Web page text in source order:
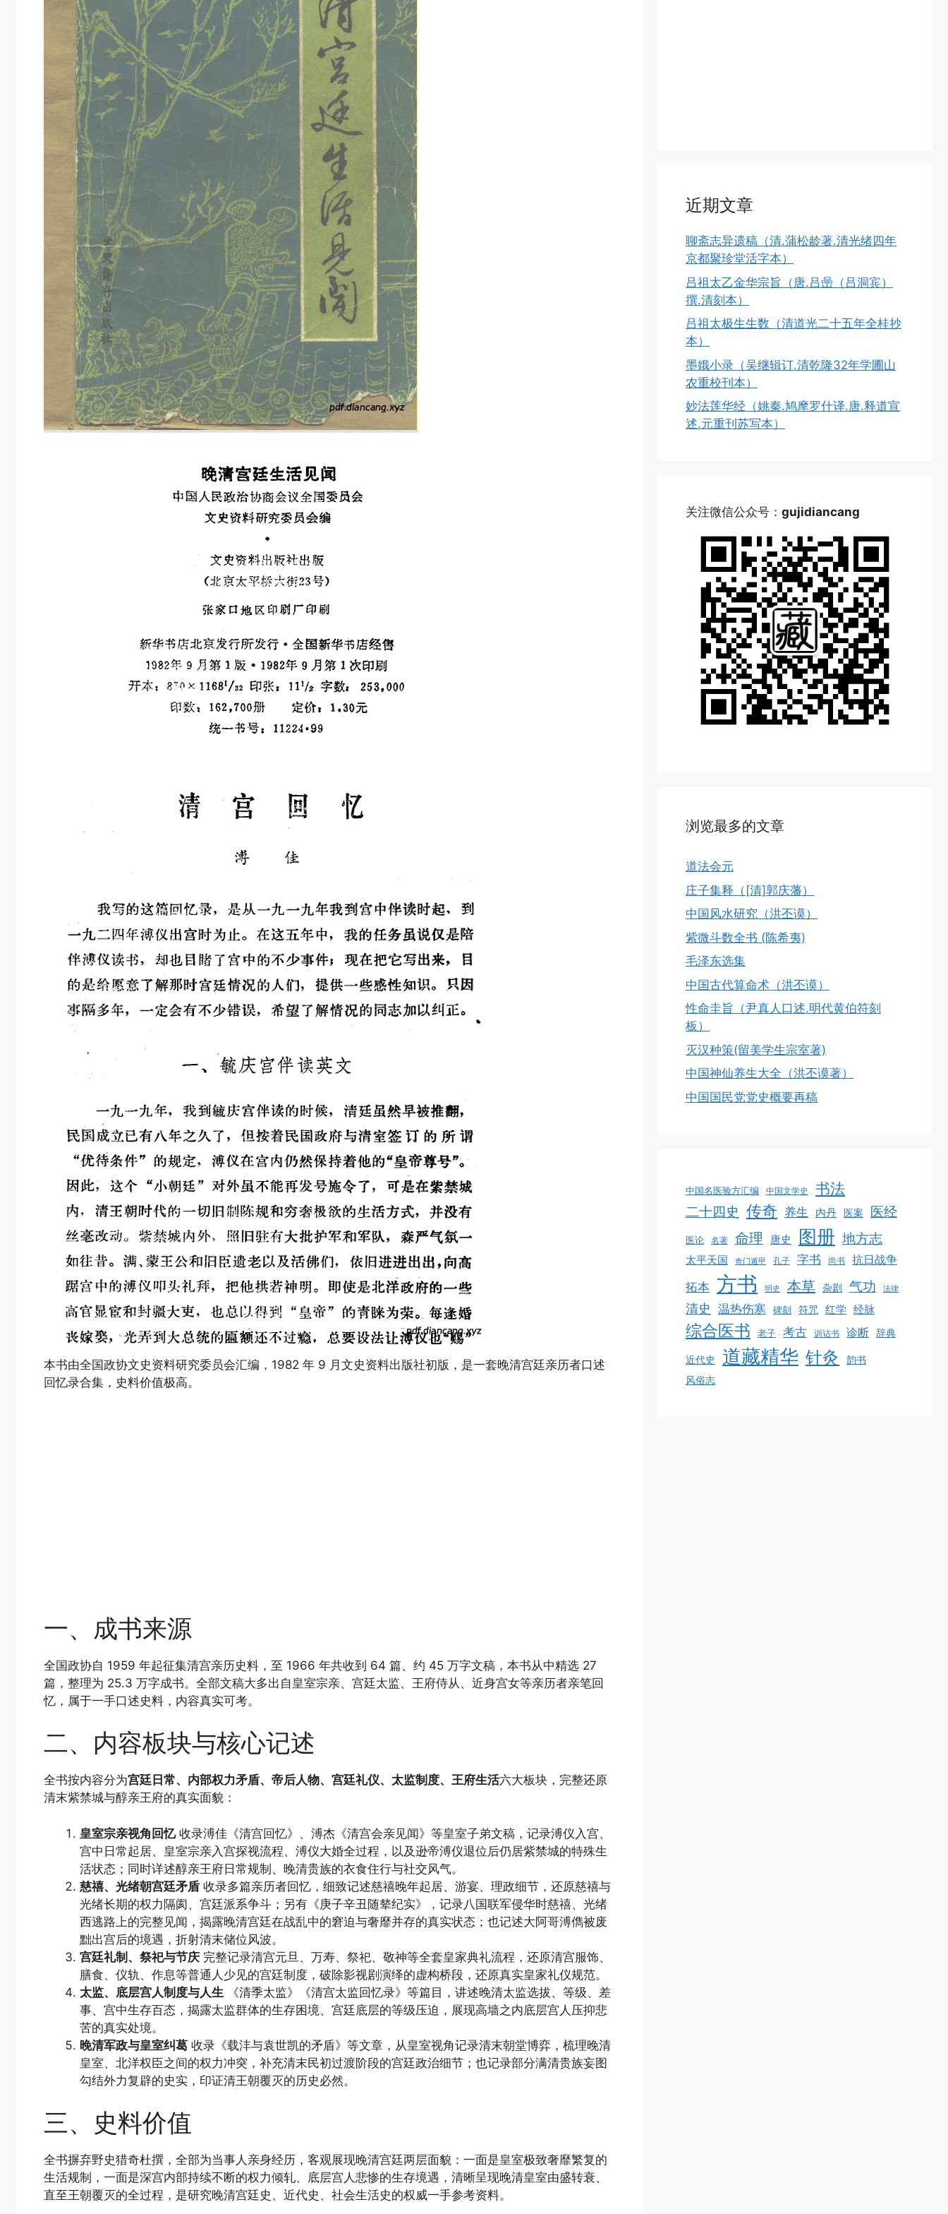
本书由全国政协文史资料研究委员会汇编，1982 年 9 月文史资料出版社初版，是一套晚清宫廷亲历者口述
回忆录合集，史料价值极高。
一、成书来源
全国政协自 1959 年起征集清宫亲历史料，至 1966 年共收到 64 篇、约 45 万字文稿，本书从中精选 27
篇，整理为 25.3 万字成书。全部文稿大多出自皇室宗亲、宫廷太监、王府侍从、近身宫女等亲历者亲笔回
忆，属于一手口述史料，内容真实可考。
二、内容板块与核心记述
全书按内容分为宫廷日常、内部权力矛盾、帝后人物、宫廷礼仪、太监制度、王府生活六大板块，完整还原
清末紫禁城与醇亲王府的真实面貌：
皇室宗亲视角回忆收录溥佳《清宫回忆》、溥杰《清宫会亲见闻》等皇室子弟文稿，记录溥仪入宫、
宫中日常起居、皇室宗亲入宫探视流程、溥仪大婚全过程，以及逊帝溥仪退位后仍居紫禁城的特殊生
活状态；同时详述醇亲王府日常规制、晚清贵族的衣食住行与社交风气。
慈禧、光绪朝宫廷矛盾 收录多篇亲历者回忆，细致记述慈禧晚年起居、游宴、理政细节，还原慈禧与
光绪长期的权力隔阂、宫廷派系争斗；另有《庚子辛丑随辇纪实》，记录八国联军侵华时慈禧、光绪
西逃路上的完整见闻，揭露晚清宫廷在战乱中的窘迫与奢靡并存的真实状态；也记述大阿哥溥儁被废
黜出宫后的境遇，折射清末储位风波。
宫廷礼制、祭祀与节庆 完整记录清宫元旦、万寿、祭祀、敬神等全套皇家典礼流程，还原清宫服饰、
膳食、仪轨、作息等普通人少见的宫廷制度，破除影视剧演绎的虚构桥段，还原真实皇家礼仪规范。
太监、底层宫人制度与人生 《清季太监》《清宫太监回忆录》等篇目，讲述晚清太监选拔、等级、差
事、宫中生存百态，揭露太监群体的生存困境、宫廷底层的等级压迫，展现高墙之内底层宫人压抑悲
苦的真实处境。
晚清军政与皇室纠葛 收录《载沣与袁世凯的矛盾》等文章，从皇室视角记录清末朝堂博弈，梳理晚清
皇室、北洋权臣之间的权力冲突，补充清末民初过渡阶段的宫廷政治细节；也记录部分满清贵族妄图
勾结外力复辟的史实，印证清王朝覆灭的历史必然。
三、史料价值
全书摒弃野史猎奇杜撰，全部为当事人亲身经历，客观展现晚清宫廷两层面貌：一面是皇室极致奢靡繁复的
生活规制，一面是深宫内部持续不断的权力倾轧、底层宫人悲惨的生存境遇，清晰呈现晚清皇室由盛转衰、
直至王朝覆灭的全过程，是研究晚清宫廷史、近代史、社会生活史的权威一手参考资料。
近期文章
聊斋志异遗稿（清.蒲松龄著.清光绪四年
京都聚珍堂活字本）
吕祖太乙金华宗旨（唐.吕喦（吕洞宾）
撰.清刻本）
吕祖太极生生数（清道光二十五年全桂抄
本）
墨娥小录（吴继辑订.清乾隆32年学圃山
农重校刊本）
妙法莲华经（姚秦.鸠摩罗什译.唐.释道宣
述.元重刊苏写本）
关注微信公众号： gujidiancang
浏览最多的文章
道法会元
庄子集释（[清]郭庆藩）
中国风水研究（洪丕谟）
紫微斗数全书 (陈希夷)
毛泽东选集
中国古代算命术（洪丕谟）
性命圭旨（尹真人口述.明代黄伯符刻
板）
灭汉种策(留美学生宗室著)
中国神仙养生大全（洪丕谟著）
中国国民党党史概要再稿
中国名医验方汇编 中国文学史 书法
二十四史 传奇 养生 内丹 医案 医经
医论 名著 命理 唐史 图册 地方志
太平天国 奇门遁甲 孔子 字书 尚书 抗日战争
拓本 方书 明史 本草 杂剧 气功 法律
清史 温热伤寒 碑刻 符咒 红学 经脉
综合医书 老子 考古 训诂书 诊断 辞典
近代史 道藏精华 针灸 韵书
风俗志